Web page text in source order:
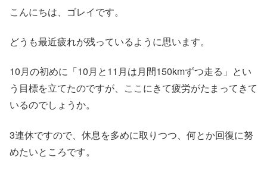
こんにちは、ゴレイです。
どうも最近疲れが残っているように思います。
10月の初めに「10月と11月は月間150kmずつ走る」とい
う目標を立てたのですが、ここにきて疲労がたまってきて
いるのでしょうか。
3連休ですので、休息を多めに取りつつ、何とか回復に努
めたいところです。